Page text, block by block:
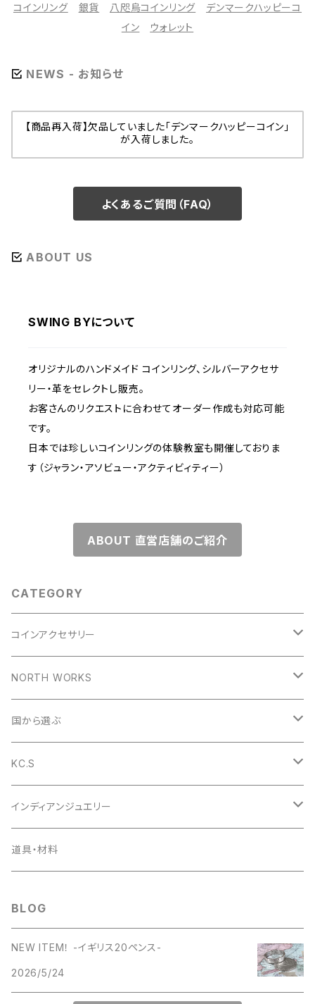
コインリング 銀貨 八咫烏コインリング
デンマークハッピーコ
イン
ウォレット
NEWS - お知らせ
【商品再入荷】欠品していました「デンマークハッピーコイン」
が入荷しました。
よくあるご質問（FAQ）
ABOUT US
SWING BYについて
オリジナルのハンドメイド コインリング、シルバーアクセサ
リー・革をセレクトし販売。
お客さんのリクエストに合わせてオーダー作成も対応可能
です。
日本では珍しいコインリングの体験教室も開催しておりま
す（ジャラン・アソビュー・アクティビィティー）
ABOUT 直営店舗のご紹介
CATEGORY
コインアクセサリー
コインリング
1953年
1954年
コインペンダント
1953年
1954年
コインバングル
1953年
1954年
コインガーディアンベル
コインの迷子札
NORTH WORKS
ペンダント
リング
バングル
ピアス
国から選ぶ
アメリカ
イギリス
デンマーク
KC.S
財布
ラウンドファスナー
ベーシックロングウォレット
ミドルウォレット
小銭入れ
名刺入れ
インディアンジュエリー
ペンダント
道具・材料
BLOG
NEW ITEM！ -イギリス20ペンス-
2026/5/24